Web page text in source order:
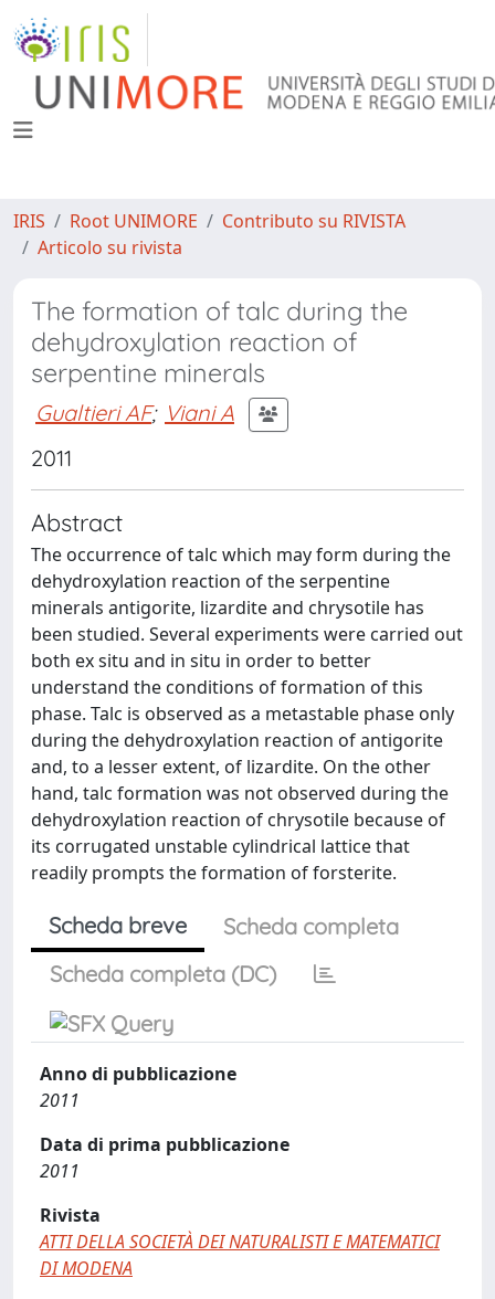
IRIS Root UNIMORE
Contributo su RIVISTA
Articolo su rivista
The formation of talc during the
dehydroxylation reaction of
serpentine minerals
Gualtieri AF; Viani A
2011
Abstract
The occurrence of talc which may form during the
dehydroxylation reaction of the serpentine
minerals antigorite, lizardite and chrysotile has
been studied. Several experiments were carried out
both ex situ and in situ in order to better
understand the conditions of formation of this
phase. Talc is observed as a metastable phase only
during the dehydroxylation reaction of antigorite
and, to a lesser extent, of lizardite. On the other
hand, talc formation was not observed during the
dehydroxylation reaction of chrysotile because of
its corrugated unstable cylindrical lattice that
readily prompts the formation of forsterite.
Scheda breve
Scheda completa
Scheda completa (DC)
Anno di pubblicazione
2011
Data di prima pubblicazione
2011
Rivista
ATTI DELLA SOCIETÀ DEI NATURALISTI E MATEMATICI
DI MODENA